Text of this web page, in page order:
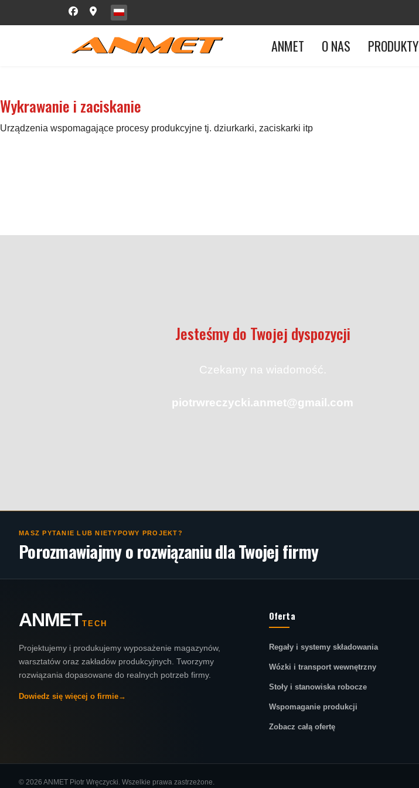
Wybierz swój język
ANMET O NAS PRODUKTY
Wykrawanie i zaciskanie
Urządzenia wspomagające procesy produkcyjne tj. dziurkarki, zaciskarki itp
Jesteśmy do Twojej dyspozycji
Czekamy na wiadomość.
piotrwreczycki.anmet@gmail.com
MASZ PYTANIE LUB NIETYPOWY PROJEKT?
Porozmawiajmy o rozwiązaniu dla Twojej firmy
ANMETTECH
Projektujemy i produkujemy wyposażenie magazynów,
warsztatów oraz zakładów produkcyjnych. Tworzymy
rozwiązania dopasowane do realnych potrzeb firmy.
Dowiedz się więcej o firmie→
Oferta
Regały i systemy składowania
Wózki i transport wewnętrzny
Stoły i stanowiska robocze
Wspomaganie produkcji
Zobacz całą ofertę
© 2026 ANMET Piotr Wręczycki. Wszelkie prawa zastrzeżone.